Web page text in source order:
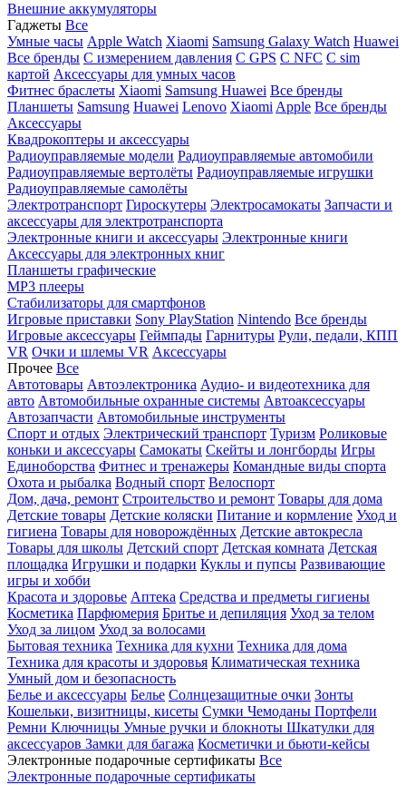
Внешние аккумуляторы
Гаджеты Все
Умные часы Apple Watch Xiaomi Samsung Galaxy Watch Huawei
Все бренды C измерением давления C GPS C NFC C sim
картой Аксессуары для умных часов
Фитнес браслеты Xiaomi Samsung Huawei Все бренды
Планшеты Samsung Huawei Lenovo Xiaomi Apple Все бренды
Аксессуары
Квадрокоптеры и аксессуары
Радиоуправляемые модели Радиоуправляемые автомобили
Радиоуправляемые вертолёты Радиоуправляемые игрушки
Радиоуправляемые самолёты
Электротранспорт Гироскутеры Электросамокаты Запчасти и
аксессуары для электротранспорта
Электронные книги и аксессуары Электронные книги
Аксессуары для электронных книг
Планшеты графические
MP3 плееры
Стабилизаторы для смартфонов
Игровые приставки Sony PlayStation Nintendo Все бренды
Игровые аксессуары Геймпады Гарнитуры Рули, педали, КПП
VR Очки и шлемы VR Аксессуары
Прочее Все
Автотовары Автоэлектроника Аудио- и видеотехника для
авто Автомобильные охранные системы Автоаксессуары
Автозапчасти Автомобильные инструменты
Спорт и отдых Электрический транспорт Туризм Роликовые
коньки и аксессуары Самокаты Скейты и лонгборды Игры
Единоборства Фитнес и тренажеры Командные виды спорта
Охота и рыбалка Водный спорт Велоспорт
Дом, дача, ремонт Строительство и ремонт Товары для дома
Детские товары Детские коляски Питание и кормление Уход и
гигиена Товары для новорождённых Детские автокресла
Товары для школы Детский спорт Детская комната Детская
площадка Игрушки и подарки Куклы и пупсы Развивающие
игры и хобби
Красота и здоровье Аптека Средства и предметы гигиены
Косметика Парфюмерия Бритье и депиляция Уход за телом
Уход за лицом Уход за волосами
Бытовая техника Техника для кухни Техника для дома
Техника для красоты и здоровья Климатическая техника
Умный дом и безопасность
Белье и аксессуары Белье Солнцезащитные очки Зонты
Кошельки, визитницы, кисеты Сумки Чемоданы Портфели
Ремни Ключницы Умные ручки и блокноты Шкатулки для
аксессуаров Замки для багажа Косметички и бьюти-кейсы
Электронные подарочные сертификаты Все
Электронные подарочные сертификаты